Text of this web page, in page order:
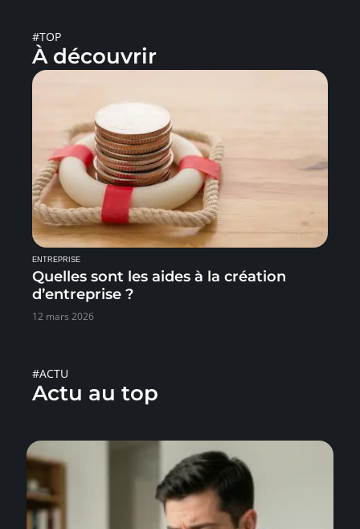
#TOP
À découvrir
ENTREPRISE
Quelles sont les aides à la création
d’entreprise ?
12 mars 2026
#ACTU
Actu au top